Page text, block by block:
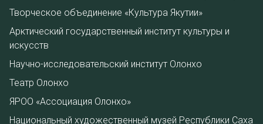
Творческое объединение «Культура Якутии»
Арктический государственный институт культуры и
искусств
Научно-исследовательский институт Олонхо
Театр Олонхо
ЯРОО «Ассоциация Олонхо»
Национальный художественный музей Республики Саха